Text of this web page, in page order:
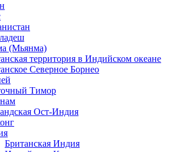
(Мьянма)
территория в Индийском океане
Северное Борнео
Тимор
Ост-Индия
Британская Индия